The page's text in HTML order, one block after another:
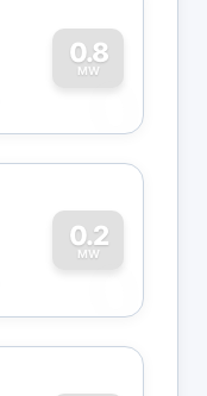
0.8
MW
0
0.2
MW
0